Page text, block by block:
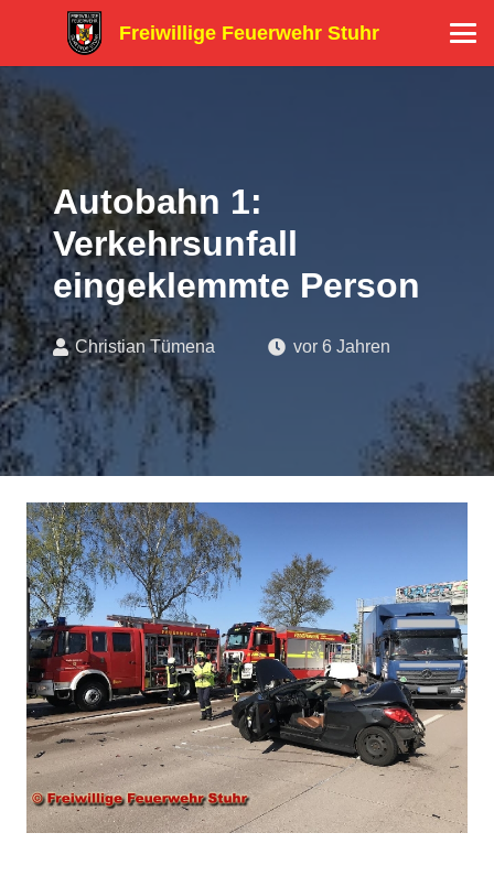
Freiwillige Feuerwehr Stuhr
Autobahn 1:
Verkehrsunfall
eingeklemmte Person
Christian Tümena vor 6 Jahren